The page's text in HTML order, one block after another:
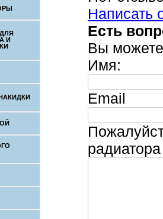
И
Решётка
Sportage
Сетка
для
Написать
Есть
Вы
Имя:
Email